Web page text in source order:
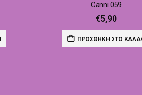
Canni 059
€5,90
ΠΡΟΣΘΉΚΗ ΣΤΟ